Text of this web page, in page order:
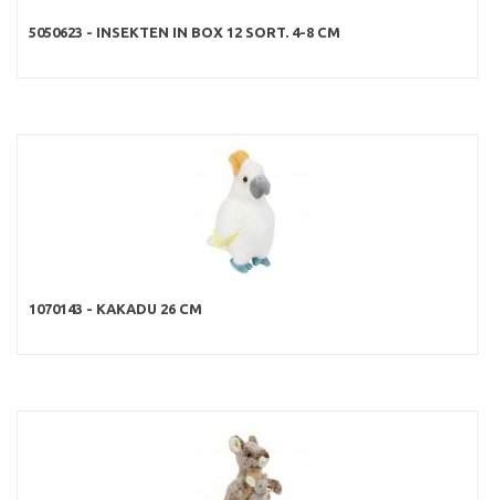
5050623 - INSEKTEN IN BOX 12 SORT. 4-8 CM
1070143 - KAKADU 26 CM